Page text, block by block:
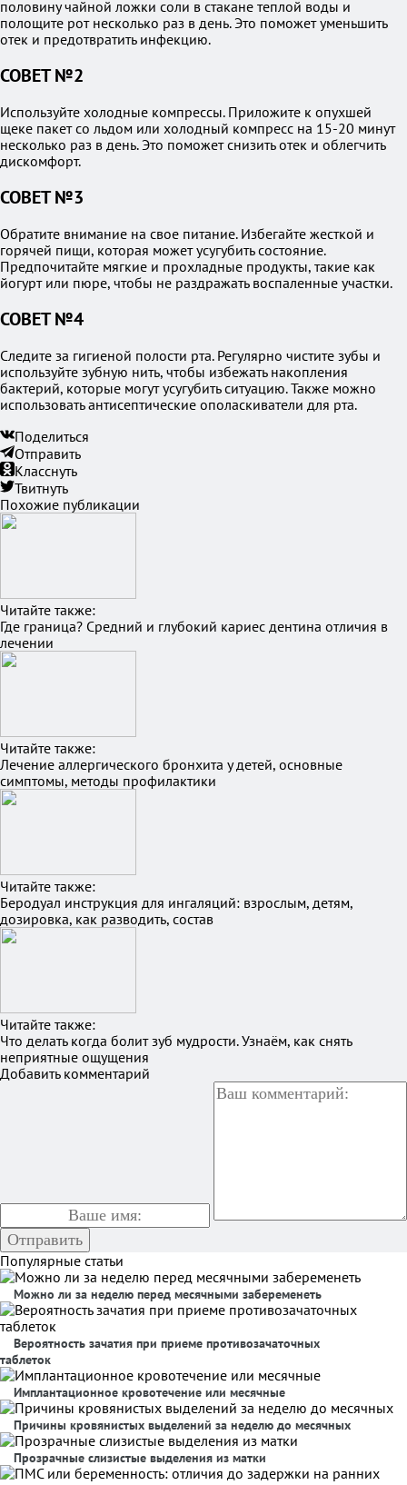
половину чайной ложки соли в стакане теплой воды и
полощите рот несколько раз в день. Это поможет уменьшить
отек и предотвратить инфекцию.
СОВЕТ №2
Используйте холодные компрессы. Приложите к опухшей
щеке пакет со льдом или холодный компресс на 15-20 минут
несколько раз в день. Это поможет снизить отек и облегчить
дискомфорт.
СОВЕТ №3
Обратите внимание на свое питание. Избегайте жесткой и
горячей пищи, которая может усугубить состояние.
Предпочитайте мягкие и прохладные продукты, такие как
йогурт или пюре, чтобы не раздражать воспаленные участки.
СОВЕТ №4
Следите за гигиеной полости рта. Регулярно чистите зубы и
используйте зубную нить, чтобы избежать накопления
бактерий, которые могут усугубить ситуацию. Также можно
использовать антисептические ополаскиватели для рта.
Поделиться
Отправить
Класснуть
Твитнуть
Похожие публикации
Читайте также:
Где граница? Средний и глубокий кариес дентина отличия в
лечении
Читайте также:
Лечение аллергического бронхита у детей, основные
симптомы, методы профилактики
Читайте также:
Беродуал инструкция для ингаляций: взрослым, детям,
дозировка, как разводить, состав
Читайте также:
Что делать когда болит зуб мудрости. Узнаём, как снять
неприятные ощущения
Добавить комментарий
Популярные статьи
Можно ли за неделю перед месячными забеременеть
Вероятность зачатия при приеме противозачаточных
таблеток
Имплантационное кровотечение или месячные
Причины кровянистых выделений за неделю до месячных
Прозрачные слизистые выделения из матки